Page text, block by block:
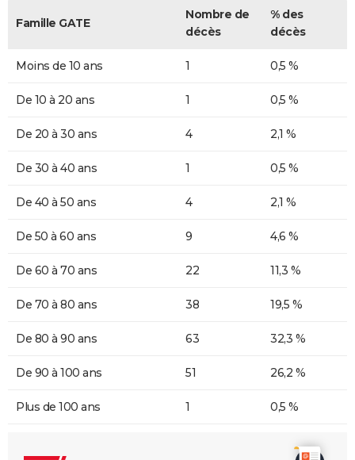
Famille GATE
Nombre de
décès
% des
décès
Moins de 10 ans 1 0,5 %
De 10 à 20 ans 1 0,5 %
De 20 à 30 ans 4 2,1 %
De 30 à 40 ans 1 0,5 %
De 40 à 50 ans 4 2,1 %
De 50 à 60 ans 9 4,6 %
De 60 à 70 ans 22 11,3 %
De 70 à 80 ans 38 19,5 %
De 80 à 90 ans 63 32,3 %
De 90 à 100 ans 51 26,2 %
Plus de 100 ans 1 0,5 %